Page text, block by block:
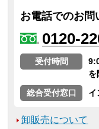
お電話でのお問
0120-
受付時間
を
総合受付窓口
イ
卸販売について